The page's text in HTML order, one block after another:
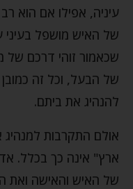
עיניה, אפילו אם הוא
של האיש מושפל בעיני
שכאמור זוהי דרכם של
של הבעל, וכל זה
להנהיג את ביתם.
אולם התקרבות למנהיג
ארץ" אינה כך בכלל.
של האיש והאישה ואת